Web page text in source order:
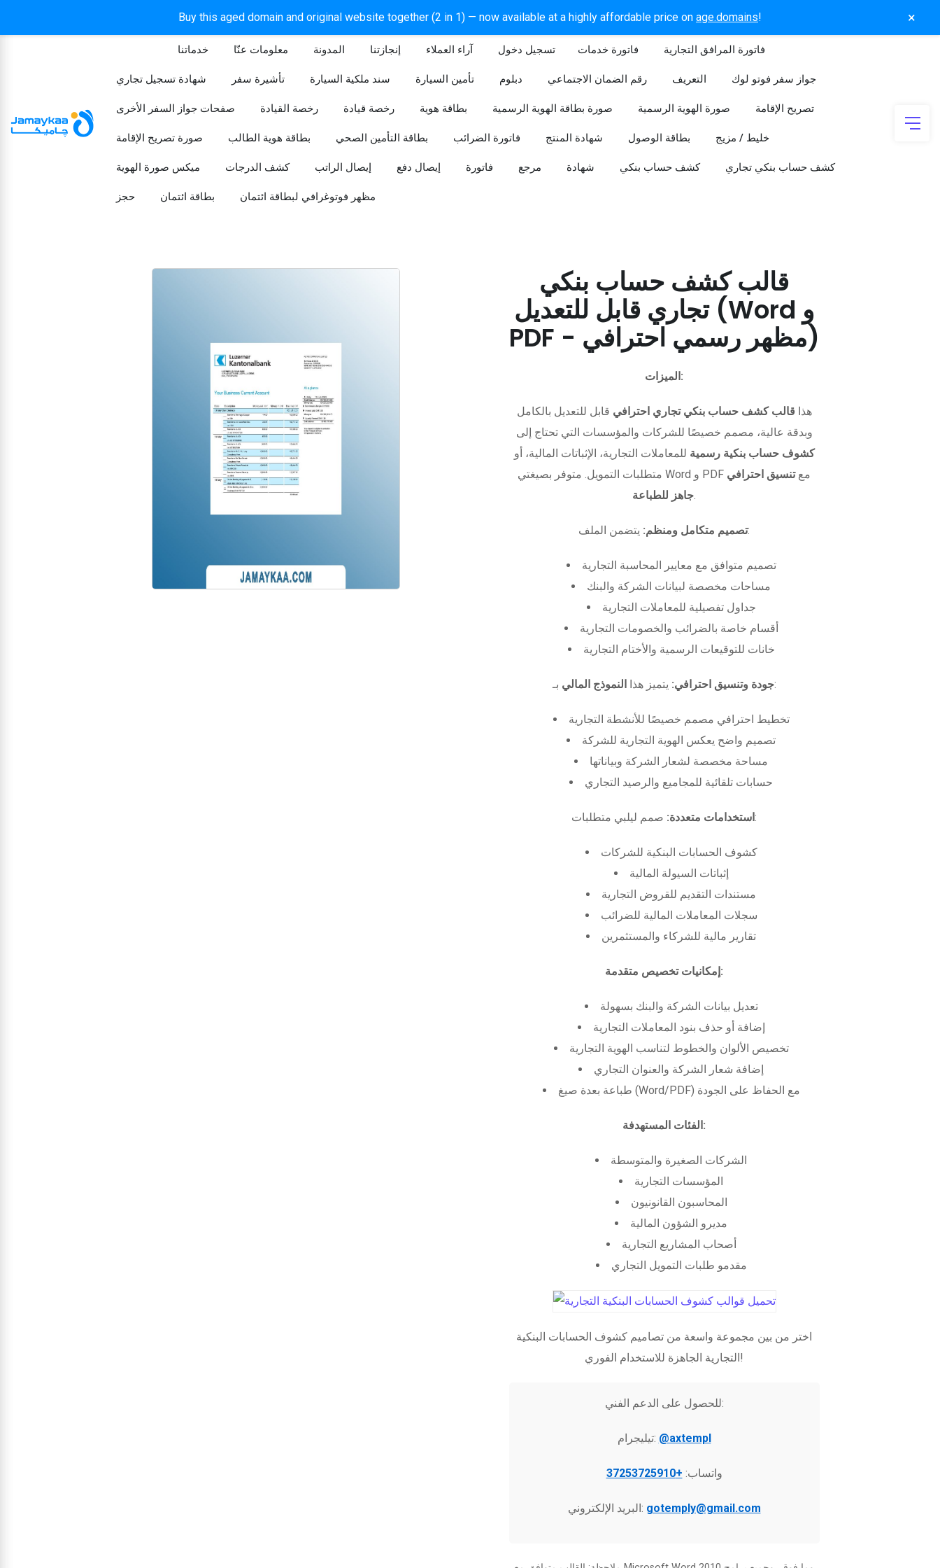
Buy this aged domain and original website together (2 in 1) — now available at a highly affordable price on age.domains! ×
خدماتنا معلومات عنّا المدونة إنجازتنا آراء العملاء تسجيل دخول​ فاتورة خدمات فاتورة المرافق التجارية
شهادة تسجيل تجاري تأشيرة سفر سند ملكية السيارة تأمين السيارة دبلوم رقم الضمان الاجتماعي التعريف جواز سفر فوتو لوك
صفحات جواز السفر الأخرى رخصة القيادة رخصة قيادة بطاقة هوية صورة بطاقة الهوية الرسمية صورة الهوية الرسمية تصريح الإقامة
صورة تصريح الإقامة بطاقة هوية الطالب بطاقة التأمين الصحي فاتورة الضرائب شهادة المنتج بطاقة الوصول خليط / مزيج
ميكس صورة الهوية كشف الدرجات إيصال الراتب إيصال دفع فاتورة مرجع شهادة كشف حساب بنكي كشف حساب بنكي تجاري
حجز بطاقة ائتمان مظهر فوتوغرافي لبطاقة ائتمان
قالب كشف حساب بنكي
تجاري قابل للتعديل (Word و
PDF - مظهر رسمي احترافي)
الميزات:
هذا قالب كشف حساب بنكي تجاري احترافي قابل للتعديل بالكامل
وبدقة عالية، مصمم خصيصًا للشركات والمؤسسات التي تحتاج إلى
كشوف حساب بنكية رسمية للمعاملات التجارية، الإثباتات المالية، أو
متطلبات التمويل. متوفر بصيغتي Word و PDF معتنسيق احترافي
جاهز للطباعة.
تصميم متكامل ومنظم:يتضمن الملف:
تصميم متوافق مع معايير المحاسبة التجارية
مساحات مخصصة لبيانات الشركة والبنك
جداول تفصيلية للمعاملات التجارية
أقسام خاصة بالضرائب والخصومات التجارية
خانات للتوقيعات الرسمية والأختام التجارية
جودة وتنسيق احترافي: يتميز هذا النموذج المالي بـ:
تخطيط احترافي مصمم خصيصًا للأنشطة التجارية
تصميم واضح يعكس الهوية التجارية للشركة
مساحة مخصصة لشعار الشركة وبياناتها
حسابات تلقائية للمجاميع والرصيد التجاري
استخدامات متعددة:صمم ليلبي متطلبات:
كشوف الحسابات البنكية للشركات
إثباتات السيولة المالية
مستندات التقديم للقروض التجارية
سجلات المعاملات المالية للضرائب
تقارير مالية للشركاء والمستثمرين
إمكانيات تخصيص متقدمة:
تعديل بيانات الشركة والبنك بسهولة
إضافة أو حذف بنود المعاملات التجارية
تخصيص الألوان والخطوط لتناسب الهوية التجارية
إضافة شعار الشركة والعنوان التجاري
طباعة بعدة صيغ (Word/PDF) مع الحفاظ على الجودة
الفئات المستهدفة:
الشركات الصغيرة والمتوسطة
المؤسسات التجارية
المحاسبون القانونيون
مديرو الشؤون المالية
أصحاب المشاريع التجارية
مقدمو طلبات التمويل التجاري
اختر من بين مجموعة واسعة من تصاميم كشوف الحسابات البنكية
التجارية الجاهزة للاستخدام الفوري!
للحصول على الدعم الفني:
تيليجرام: @axtempl
واتساب: +37253725910
البريد الإلكتروني: gotemply@gmail.com